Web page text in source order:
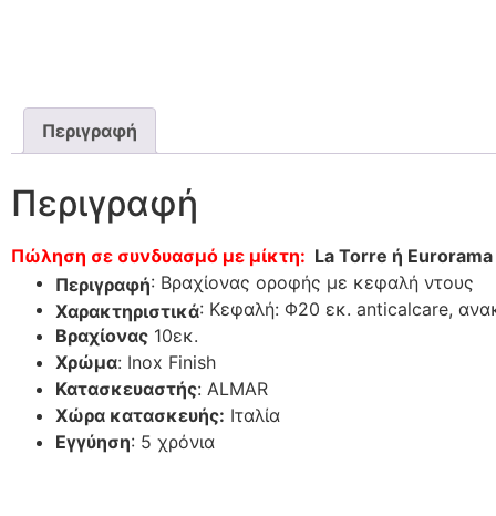
Περιγραφή
Περιγραφή
Πώληση σε συνδυασμό με μίκτη: La Torre ή
Περιγραφή: Βραχίονας οροφής με κεφαλή ντους
Χαρακτηριστικά: Κεφαλή: Φ20 εκ. anticalcare,
Βραχίονας 10εκ.
Χρώμα: Inox Finish
Κατασκευαστής: ALMAR
Xώρα κατασκευής: Ιταλία
Εγγύηση: 5 χρόνια